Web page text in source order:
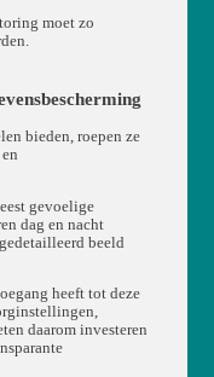
moet zo
bieden, roepen ze
gevoelige
dag en nacht
beeld
heeft tot deze
daarom investeren